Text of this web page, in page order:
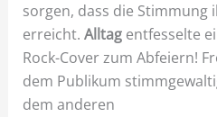
sorgen, dass die Stimmung
erreicht. Alltagentfesselte
Rock-Cover zum Abfeiern!
dem Publikum
dem anderen